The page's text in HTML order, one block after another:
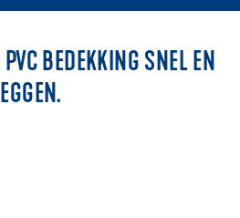
BEDEKKING SNEL EN